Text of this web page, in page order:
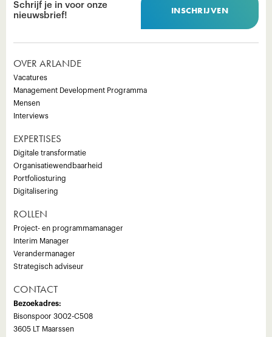
Schrijf je in voor onze
nieuwsbrief!
INSCHRIJVEN
OVER ARLANDE
Vacatures
Management Development Programma
Mensen
Interviews
EXPERTISES
Digitale transformatie
Organisatiewendbaarheid
Portfoliosturing
Digitalisering
ROLLEN
Project- en programmamanager
Interim Manager
Verandermanager
Strategisch adviseur
CONTACT
Bezoekadres:
Bisonspoor 3002-C508
3605 LT Maarssen